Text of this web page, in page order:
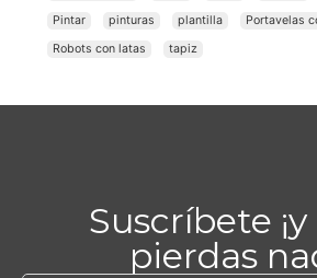
Pintar
pinturas plantilla Portavelas
Robots con latas
tapiz
Suscríbete
pierdas